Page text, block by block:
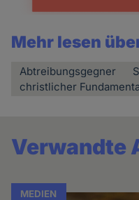
Mehr lesen
Abtreibungsgegner
christlicher
Verwandte
MEDIEN